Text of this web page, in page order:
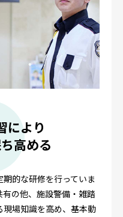
により
高める
的な研修を行っていま
の他、施設警備・雑踏
場知識を高め、基本動